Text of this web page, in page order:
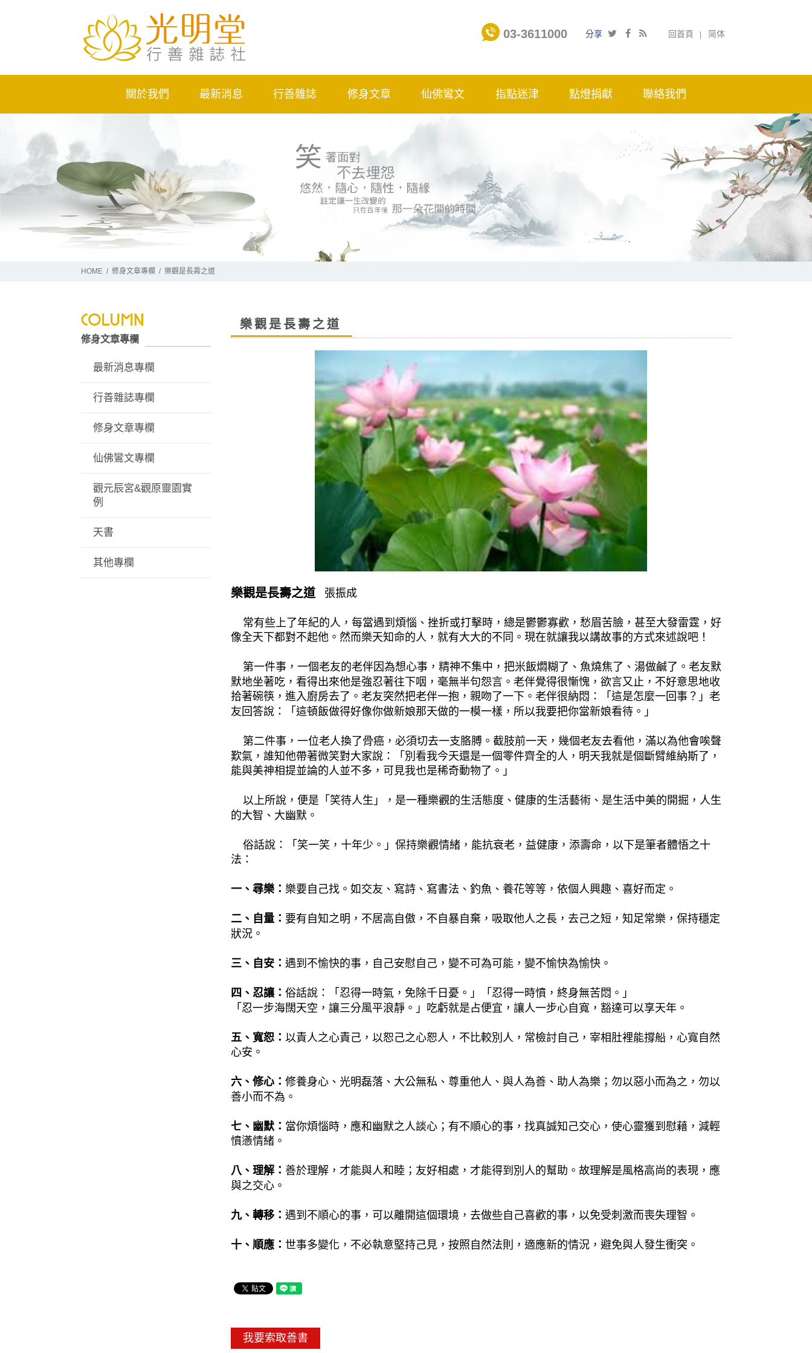
回首頁 简体
分享
03-3611000
關於我們 最新消息 行善雜誌 修身文章 仙佛鸞文 指點迷津 點燈捐獻 聯絡我們
HOME 修身文章專欄 樂觀是長壽之道
樂觀是長壽之道
樂觀是長壽之道 張振成
常有些上了年紀的人，每當遇到煩惱、挫折或打擊時，總是鬱鬱寡歡，愁眉苦臉，甚至大發雷霆，好
像全天下都對不起他。然而樂天知命的人，就有大大的不同。現在就讓我以講故事的方式來述說吧！
第一件事，一個老友的老伴因為想心事，精神不集中，把米飯燜糊了、魚燒焦了、湯做鹹了。老友默
默地坐著吃，看得出來他是強忍著往下咽，毫無半句怨言。老伴覺得很慚愧，欲言又止，不好意思地收
拾著碗筷，進入廚房去了。老友突然把老伴一抱，親吻了一下。老伴很納悶：「這是怎麼一回事？」老
友回答說：「這頓飯做得好像你做新娘那天做的一模一樣，所以我要把你當新娘看待。」
第二件事，一位老人換了骨癌，必須切去一支胳膊。截肢前一天，幾個老友去看他，滿以為他會唉聲
歎氣，誰知他帶著微笑對大家說：「別看我今天還是一個零件齊全的人，明天我就是個斷臂維納斯了，
能與美神相提並論的人並不多，可見我也是稀奇動物了。」
以上所說，便是「笑待人生」，是一種樂觀的生活態度、健康的生活藝術、是生活中美的開掘，人生
的大智、大幽默。
俗話說：「笑一笑，十年少。」保持樂觀情緒，能抗衰老，益健康，添壽命，以下是筆者體悟之十
法：
一、尋樂： 樂要自己找。如交友、寫詩、寫書法、釣魚、養花等等，依個人興趣、喜好而定。
二、自量： 要有自知之明，不居高自傲，不自暴自棄，吸取他人之長，去己之短，知足常樂，保持穩定
狀況。
三、自安： 遇到不愉快的事，自己安慰自己，變不可為可能，變不愉快為愉快。
四、忍讓： 俗話說：「忍得一時氣，免除千日憂。」「忍得一時憤，終身無苦悶。」
「忍一步海闊天空，讓三分風平浪靜。」吃虧就是占便宜，讓人一步心自寬，豁達可以享天年。
五、寬恕： 以責人之心責己，以恕己之心恕人，不比較別人，常檢討自己，宰相肚裡能撐船，心寬自然
心安。
六、修心： 修養身心、光明磊落、大公無私、尊重他人、與人為善、助人為樂；勿以惡小而為之，勿以
善小而不為。
七、幽默： 當你煩惱時，應和幽默之人談心；有不順心的事，找真誠知己交心，使心靈獲到慰藉，減輕
憤懣情緒。
八、理解： 善於理解，才能與人和睦；友好相處，才能得到別人的幫助。故理解是風格高尚的表現，應
與之交心。
九、轉移： 遇到不順心的事，可以離開這個環境，去做些自己喜歡的事，以免受刺激而喪失理智。
十、順應： 世事多變化，不必執意堅持己見，按照自然法則，適應新的情況，避免與人發生衝突。
我要索取善書
修身文章專欄
最新消息專欄
行善雜誌專欄
修身文章專欄
仙佛鸞文專欄
觀元辰宮&觀原靈園實
例
天書
其他專欄